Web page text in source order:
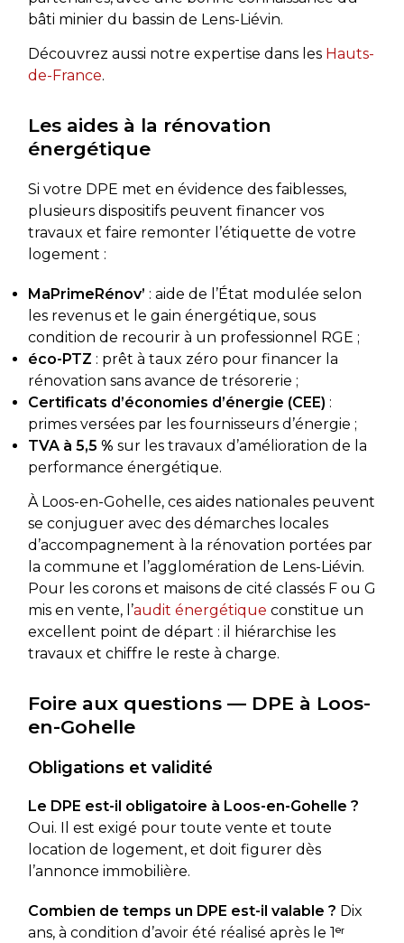
bâti minier du bassin de Lens-Liévin.
Découvrez aussi notre expertise dans les Hauts-
de-France.
Les aides à la rénovation
énergétique
Si votre DPE met en évidence des faiblesses,
plusieurs dispositifs peuvent financer vos
travaux et faire remonter l’étiquette de votre
logement :
MaPrimeRénov’ : aide de l’État modulée selon
les revenus et le gain énergétique, sous
condition de recourir à un professionnel RGE ;
éco-PTZ : prêt à taux zéro pour financer la
rénovation sans avance de trésorerie ;
Certificats d’économies d’énergie (CEE) :
primes versées par les fournisseurs d’énergie ;
TVA à 5,5 % sur les travaux d’amélioration de la
performance énergétique.
À Loos-en-Gohelle, ces aides nationales peuvent
se conjuguer avec des démarches locales
d’accompagnement à la rénovation portées par
la commune et l’agglomération de Lens-Liévin.
Pour les corons et maisons de cité classés F ou G
mis en vente, l’audit énergétique constitue un
excellent point de départ : il hiérarchise les
travaux et chiffre le reste à charge.
Foire aux questions — DPE à Loos-
en-Gohelle
Obligations et validité
Le DPE est-il obligatoire à Loos-en-Gohelle ?
Oui. Il est exigé pour toute vente et toute
location de logement, et doit figurer dès
l’annonce immobilière.
Combien de temps un DPE est-il valable ? Dix
ans, à condition d’avoir été réalisé après le 1ᵉʳ